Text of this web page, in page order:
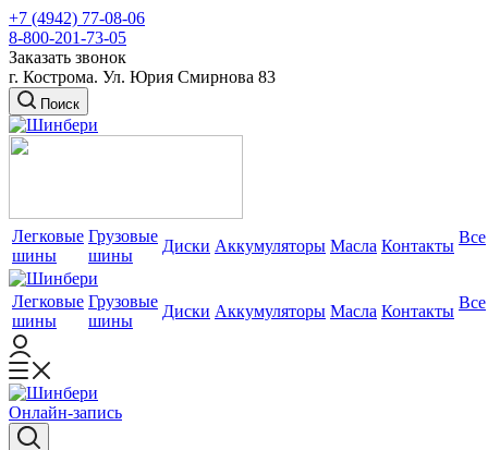
+7 (4942) 77-08-06
8-800-201-73-05
Заказать звонок
г. Кострома. Ул. Юрия Смирнова 83
Поиск
Легковые
шины
Грузовые
шины
Диски Аккумуляторы Масла Контакты Все
Легковые
шины
Грузовые
шины
Диски Аккумуляторы Масла Контакты Все
Онлайн-запись